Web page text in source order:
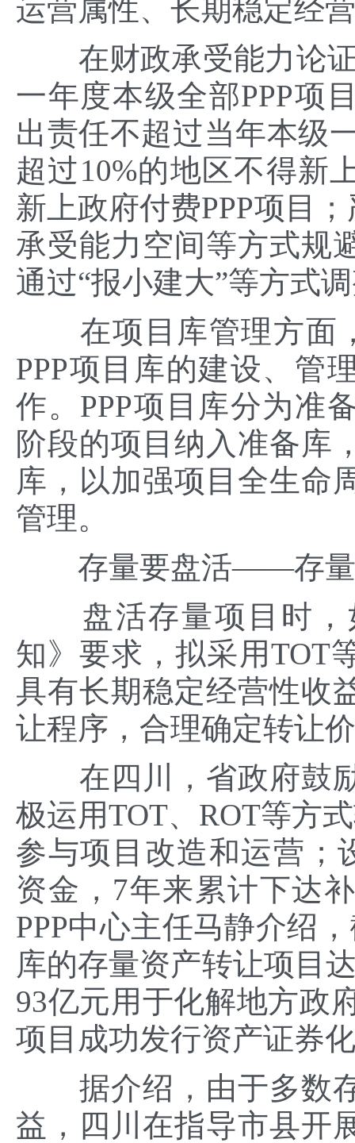
运营属性、长期稳定经
在财政承受能力论证
一年度本级全部PPP项
出责任不超过当年本级
超过10%的地区不得新
新上政府付费PPP项目
承受能力空间等方式规
通过“报小建大”等方式
在项目库管理方面，
PPP项目库的建设、管
作。PPP项目库分为准
阶段的项目纳入准备库
库，以加强项目全生命
管理。
存量要盘活——存量
盘活存量项目时，
知》要求，拟采用TOT
具有长期稳定经营性收
让程序，合理确定转让
在四川，省政府鼓励
极运用TOT、ROT等方
参与项目改造和运营；
资金，7年来累计下达
PPP中心主任马静介绍
库的存量资产转让项目
93亿元用于化解地方政
项目成功发行资产证券
据介绍，由于多数存
益，四川在指导市县开